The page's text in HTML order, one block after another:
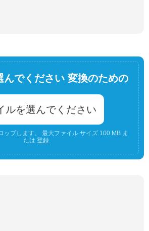
んでください 変換のための
ルを選んでください
ップします。 最大ファイル サイズ 100 MB ま
たは 登録